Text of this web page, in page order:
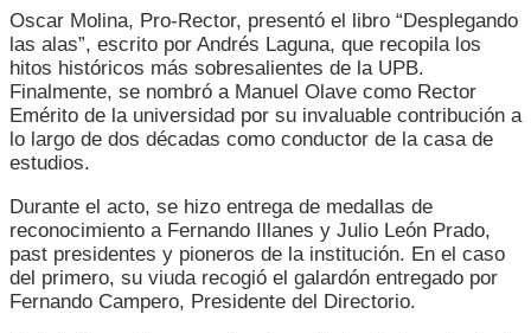
Oscar Molina, Pro-Rector, presentó el libro “Desplegando
las alas”, escrito por Andrés Laguna, que recopila los
hitos históricos más sobresalientes de la UPB.
Finalmente, se nombró a Manuel Olave como Rector
Emérito de la universidad por su invaluable contribución a
lo largo de dos décadas como conductor de la casa de
estudios.
Durante el acto, se hizo entrega de medallas de
reconocimiento a Fernando Illanes y Julio León Prado,
past presidentes y pioneros de la institución. En el caso
del primero, su viuda recogió el galardón entregado por
Fernando Campero, Presidente del Directorio.